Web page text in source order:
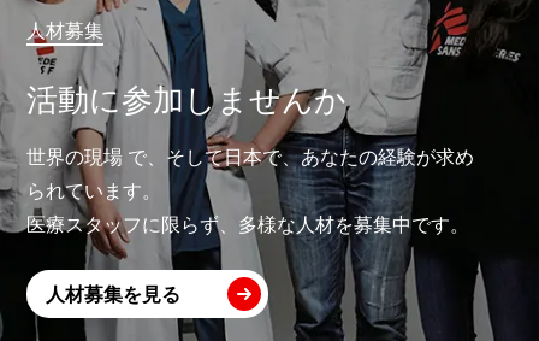
人材募集
活動に参加しませんか
世界の現場 で、そして日本で、あなたの経験が求め
られています。
医療スタッフに限らず、多様な人材を募集中です。
人材募集を見る